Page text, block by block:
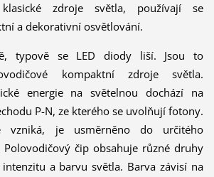
zdroje světla, používají se
a dekorativní osvětlování.
typově se LED diody liší. Jsou to
kompaktní zdroje světla.
energie na světelnou dochází na
P-N, ze kterého se uvolňují fotony.
vzniká, je usměrněno do určitého
čip obsahuje různé druhy
a barvu světla. Barva závisí na